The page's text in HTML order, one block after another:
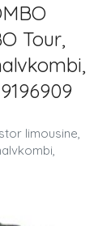
Tour,
limousine,